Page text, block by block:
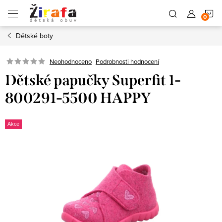
obsah
Dětské boty
Neohodnoceno Podrobnosti hodnocení
Dětské papučky Superfit 1-
800291-5500 HAPPY
Akce